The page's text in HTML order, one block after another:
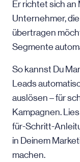
Er richtet sich an
Unternehmer,
übertragen
Segmente
So kannst Du
Leads
auslösen – für
Kampagnen.
für-Schritt-
in Deinem
machen.